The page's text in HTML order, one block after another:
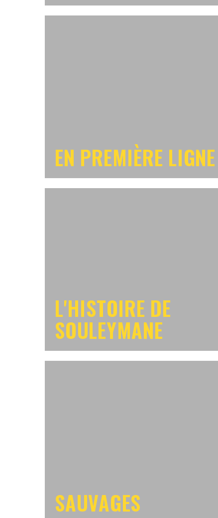
EN PREMIÈRE LIGNE
L'HISTOIRE DE
SOULEYMANE
SAUVAGES